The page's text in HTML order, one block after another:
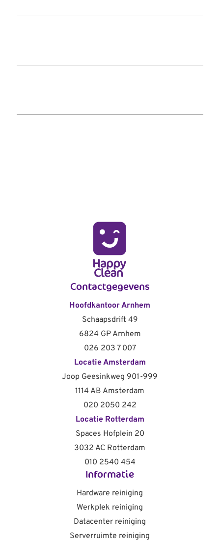
Contactgegevens
Hoofdkantoor Arnhem
Schaapsdrift 49
6824 GP Arnhem
026 203 7 007
Locatie Amsterdam
Joop Geesinkweg 901-999
1114 AB Amsterdam
020 2050 242
Locatie Rotterdam
Spaces Hofplein 20
3032 AC Rotterdam
010 2540 454
Informatie
Hardware reiniging
Werkplek reiniging
Datacenter reiniging
Serverruimte reiniging